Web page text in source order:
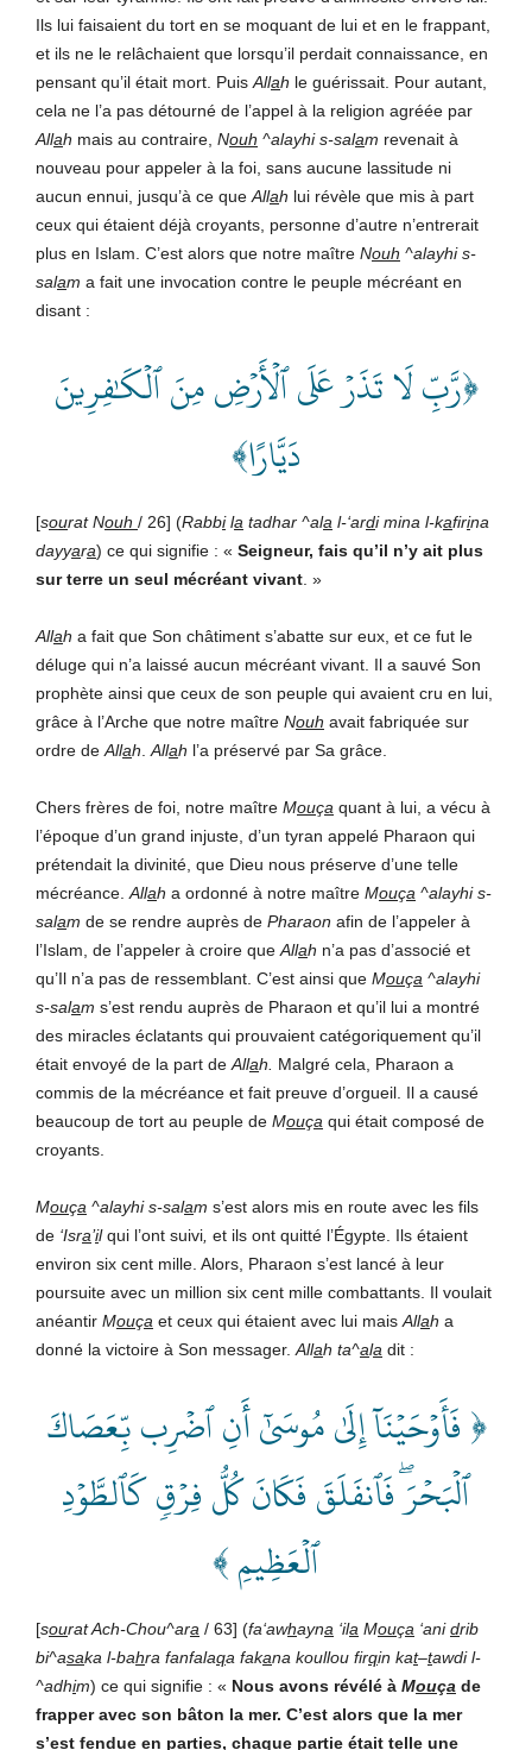
Ils lui faisaient du tort en se moquant de lui et en le frappant,
et ils ne le relâchaient que lorsqu’il perdait connaissance, en
pensant qu’il était mort. Puis Allah le guérissait. Pour autant,
cela ne l’a pas détourné de l’appel à la religion agréée par
Allah mais au contraire, Nouh ^alayhi s-salam revenait à
nouveau pour appeler à la foi, sans aucune lassitude ni
aucun ennui, jusqu’à ce que Allah lui révèle que mis à part
ceux qui étaient déjà croyants, personne d’autre n’entrerait
plus en Islam. C’est alors que notre maître Nouh ^alayhi s-
salam a fait une invocation contre le peuple mécréant en
disant :
﴿رَّبِّ لَا تَذَرۡ عَلَى ٱلۡأَرۡضِ مِنَ ٱلۡكَٰفِرِينَ
دَيَّارًا﴾
[sourat Nouh / 26] (Rabbila tadhar ^ala l-‘ardi mina l-kafirina
dayyara) ce qui signifie : « Seigneur, fais qu’il n’y ait plus
sur terre un seul mécréant vivant . »
Allah a fait que Son châtiment s’abatte sur eux, et ce fut le
déluge qui n’a laissé aucun mécréant vivant. Il a sauvé Son
prophète ainsi que ceux de son peuple qui avaient cru en lui,
grâce à l’Arche que notre maître Nouh avait fabriquée sur
ordre de Allah Allah l’a préservé par Sa grâce.
Chers frères de foi, notre maître Mouça quant à lui, a vécu à
l’époque d’un grand injuste, d’un tyran appelé Pharaon qui
prétendait la divinité, que Dieu nous préserve d’une telle
mécréance. Allah a ordonné à notre maître Mouça ^alayhi s-
salam de se rendre auprès de Pharaon afin de l’appeler à
l’Islam, de l’appeler à croire que Allah n’a pas d’associé et
qu’Il n’a pas de ressemblant. C’est ainsi que Mouça ^alayhi
s-salam s’est rendu auprès de Pharaon et qu’il lui a montré
des miracles éclatants qui prouvaient catégoriquement qu’il
était envoyé de la part de Allah. Malgré cela, Pharaon a
commis de la mécréance et fait preuve d’orgueil. Il a causé
beaucoup de tort au peuple de Mouça qui était composé de
croyants.
Mouça ^alayhi s-salam s’est alors mis en route avec les fils
de ‘Isra’ilqui l’ont suivi et ils ont quitté l’Égypte. Ils étaient
environ six cent mille. Alors, Pharaon s’est lancé à leur
poursuite avec un million six cent mille combattants. Il voulait
anéantir Mouça et ceux qui étaient avec lui mais Allah a
donné la victoire à Son messager. Allah ta^ala dit :
﴿ فَأَوۡحَيۡنَآ إِلَىٰ مُوسَىٰٓ أَنِ ٱضۡرِب بِّعَصَاكَ
ٱلۡبَحۡرَۖ فَٱنفَلَقَ فَكَانَ كُلُّ فِرۡقٖ كَٱلطَّوۡدِ
ٱلۡعَظِيمِ ﴾
[sourat Ach-Chou^ara / 63] (fa‘awhayna ‘ila Mouça ‘anidrib
bi^asaka l-bahra fanfalaqa fakana koullou firqin kat–tawdi l-
^adhim) ce qui signifie : « Nous avons révélé à Mouça de
frapper avec son bâton la mer. C’est alors que la mer
s’est fendue en parties, chaque partie était telle une